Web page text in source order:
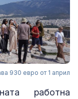
930 евро от 1 април
работна